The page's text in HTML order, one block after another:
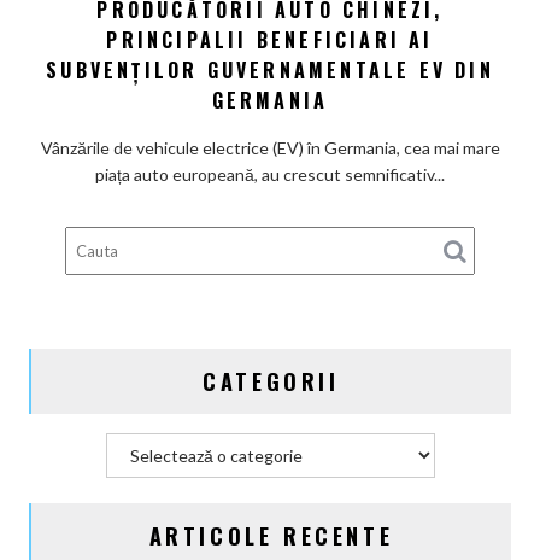
100%
chinezi,
din
Germania
PRODUCĂTORII AUTO CHINEZI,
PRINCIPALII BENEFICIARI AI
SUBVENȚILOR GUVERNAMENTALE EV DIN
GERMANIA
Vânzările de vehicule electrice (EV) în Germania, cea mai mare
piața auto europeană, au crescut semnificativ...
CATEGORII
ARTICOLE RECENTE